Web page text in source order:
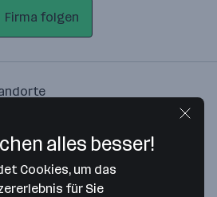
Firma folgen
alles besser!
Cookies, um das
für Sie